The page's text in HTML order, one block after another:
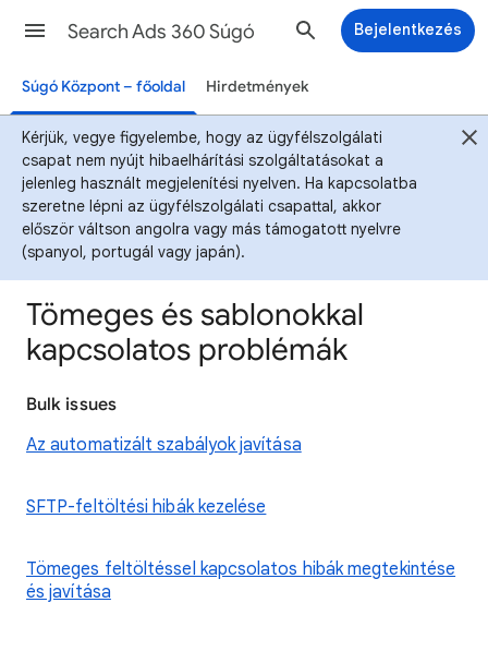
Search Ads 360 Súgó Bejelentkezés
Súgó Központ – főoldal Hirdetmények
Kérjük, vegye figyelembe, hogy az ügyfélszolgálati
csapat nem nyújt hibaelhárítási szolgáltatásokat a
jelenleg használt megjelenítési nyelven. Ha kapcsolatba
szeretne lépni az ügyfélszolgálati csapattal, akkor
először váltson angolra vagy más támogatott nyelvre
(spanyol, portugál vagy japán).
Tömeges és sablonokkal
kapcsolatos problémák
Bulk issues
Az automatizált szabályok javítása
SFTP-feltöltési hibák kezelése
Tömeges feltöltéssel kapcsolatos hibák megtekintése
és javítása